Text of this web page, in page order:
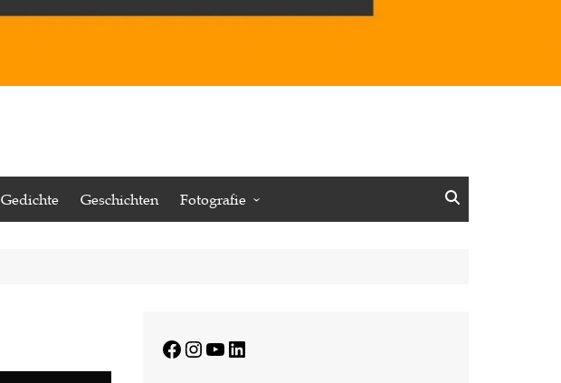
Gedichte Geschichten Fotografie
Facebook
Instagram
YouTube
LinkedIn